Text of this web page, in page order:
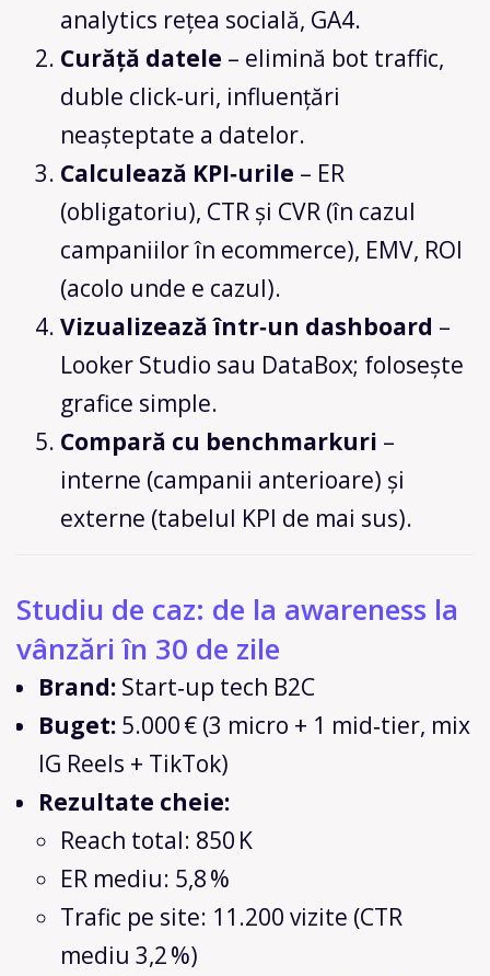
analytics rețea socială, GA4.
Curăță datele – elimină bot traffic,
duble click‑uri, influențări
neașteptate a datelor.
Calculează KPI‑urile – ER
(obligatoriu), CTR și CVR (în cazul
campaniilor în ecommerce), EMV, ROI
(acolo unde e cazul).
Vizualizează într‑un dashboard –
Looker Studio sau DataBox; folosește
grafice simple.
Compară cu benchmarkuri –
interne (campanii anterioare) și
externe (tabelul KPI de mai sus).
Studiu de caz: de la awareness la
vânzări în 30 de zile
Brand: Start‑up tech B2C
Buget: 5.000 € (3 micro + 1 mid‑tier, mix
IG Reels + TikTok)
Rezultate cheie:
Reach total: 850 K
ER mediu: 5,8 %
Trafic pe site: 11.200 vizite (CTR
mediu 3,2 %)